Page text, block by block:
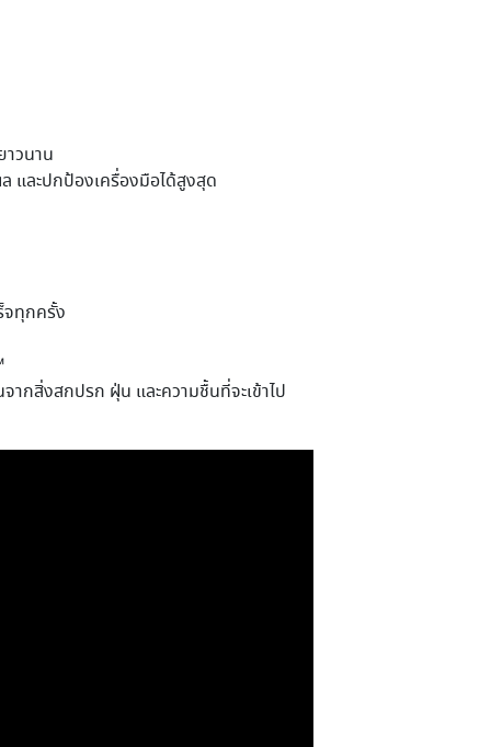
วนาน
และปกป้องเครื่องมือได้สูงสุด
จทุกครั้ง
ากสิ่งสกปรก ฝุ่น และความชื้นที่จะเข้าไป